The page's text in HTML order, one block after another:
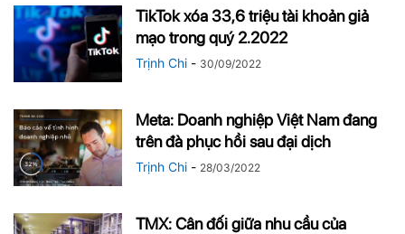
TikTok xóa 33,6 triệu tài khoản giả
mạo trong quý 2.2022
Trịnh Chi - 30/09/2022
Meta: Doanh nghiệp Việt Nam đang
trên đà phục hồi sau đại dịch
Trịnh Chi - 28/03/2022
TMX: Cân đối giữa nhu cầu của